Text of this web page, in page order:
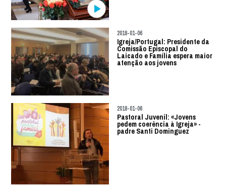
2018-01-06
Igreja/Portugal: Presidente da
Comissão Episcopal do
Laicado e Família espera maior
atenção aos jovens
2018-01-06
Pastoral Juvenil: «Jovens
pedem coerência à Igreja» -
padre Santi Dominguez